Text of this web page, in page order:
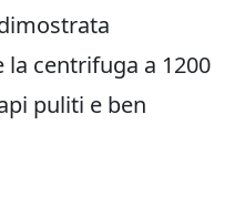
centrifuga a 1200
puliti e ben